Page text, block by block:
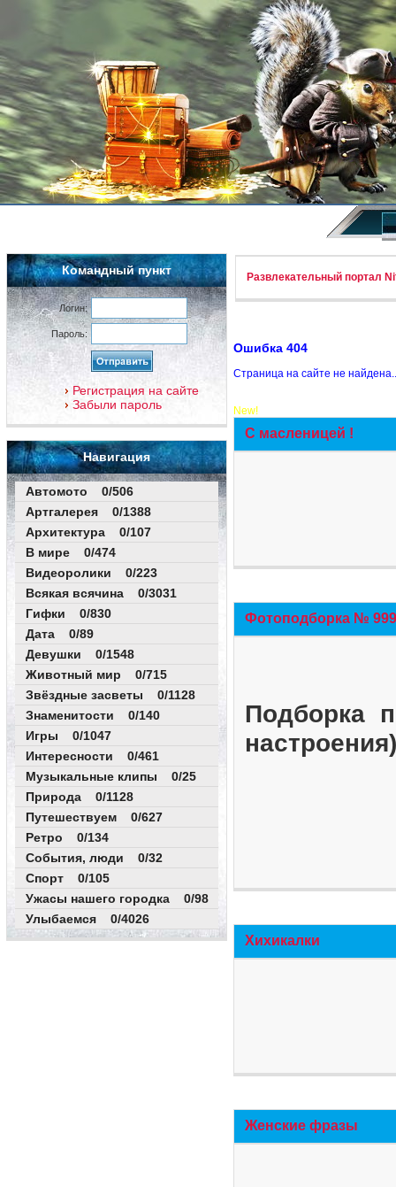
Командный пункт
Логин:
Пароль:
Регистрация на сайте
Забыли пароль
Навигация
Автомото 0/506
Артгалерея 0/1388
Архитектура 0/107
В мире 0/474
Видеоролики 0/223
Всякая всячина 0/3031
Гифки 0/830
Дата 0/89
Девушки 0/1548
Животный мир 0/715
Звёздные засветы 0/1128
Знаменитости 0/140
Игры 0/1047
Интересности 0/461
Музыкальные клипы 0/25
Природа 0/1128
Путешествуем 0/627
Ретро 0/134
События, люди 0/32
Спорт 0/105
Ужасы нашего городка 0/98
Улыбаемся 0/4026
Развлекательный портал
Ошибка 404
Страница на сайте не
New!
С масленицей !
Фотоподборка №
Подборка
Хихикалки
Женские фразы